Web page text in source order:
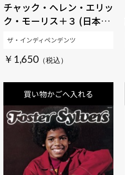
チャック・ヘレン・エリッ
ク・モーリス＋３ (日本語
解説、歌詞付) 【生産限定
MUSIC】
￥1,650
買い物かごへ入れる
ザ・インディペンデンツ